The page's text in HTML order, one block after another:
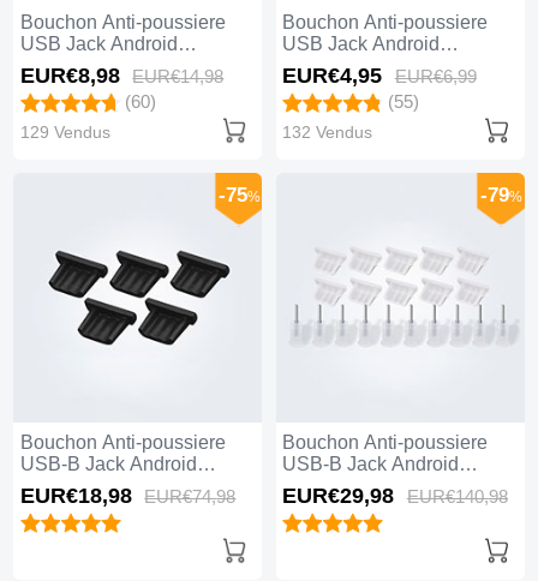
Bouchon Anti-poussiere
USB Jack Android
Universel Gris
EUR€8,98 EUR€14,98
(60)
129 Vendus
Bouchon Anti-poussiere
USB Jack Android
Universel C01 Noir
EUR€4,95 EUR€6,99
(55)
132 Vendus
Bouchon Anti-poussiere
USB-B Jack Android
Universel 5PCS H01 Noir
-75%
EUR€18,98 EUR€74,98
Bouchon Anti-poussiere
USB-B Jack Android
Universel 10PCS H01
Blanc
-79%
EUR€29,98 EUR€140,98